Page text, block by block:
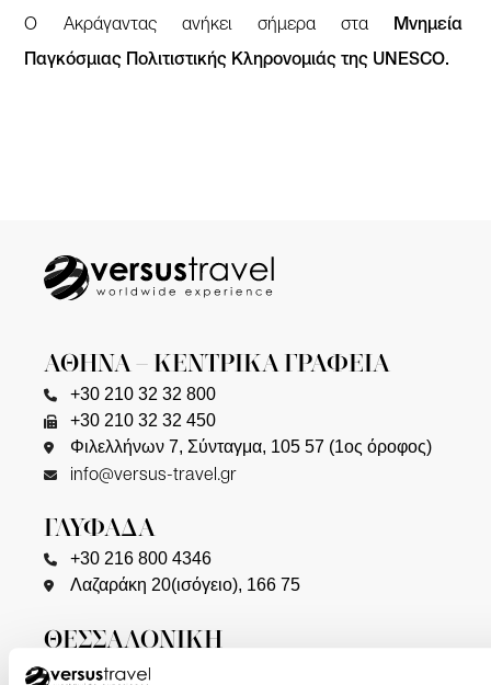
Ο Ακράγαντας ανήκει σήμερα στα Μνημεία
Παγκόσμιας Πολιτιστικής Κληρονομιάς της UNESCO.
ΑΘΗΝΑ – ΚΕΝΤΡΙΚΑ ΓΡΑΦΕΙΑ
+30 210 32 32 800
+30 210 32 32 450
Φιλελλήνων 7, Σύνταγμα, 105 57 (1ος όροφος)
info@versus-travel.gr
ΓΛΥΦΑΔΑ
+30 216 800 4346
Λαζαράκη 20(ισόγειο), 166 75
ΘΕΣΣΑΛΟΝΙΚΗ
+30 2310 23 0001